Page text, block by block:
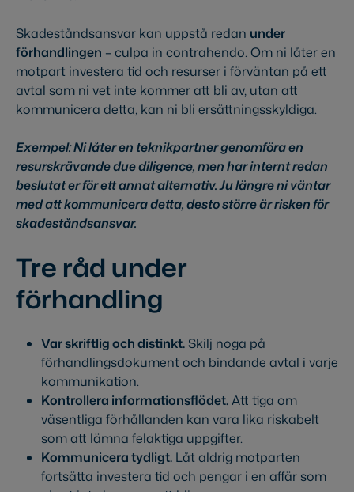
Skadeståndsansvar kan uppstå redan under
förhandlingen – culpa in contrahendo. Om ni låter en
motpart investera tid och resurser i förväntan på ett
avtal som ni vet inte kommer att bli av, utan att
kommunicera detta, kan ni bli ersättningsskyldiga.
Exempel: Ni låter en teknikpartner genomföra en
resurskrävande due diligence, men har internt redan
beslutat er för ett annat alternativ. Ju längre ni väntar
med att kommunicera detta, desto större är risken för
skadeståndsansvar.
Tre råd under
förhandling
Var skriftlig och distinkt. Skilj noga på
förhandlingsdokument och bindande avtal i varje
kommunikation.
Kontrollera informationsflödet.Att tiga om
väsentliga förhållanden kan vara lika riskabelt
som att lämna felaktiga uppgifter.
Kommunicera tydligt. Låt aldrig motparten
fortsätta investera tid och pengar i en affär som